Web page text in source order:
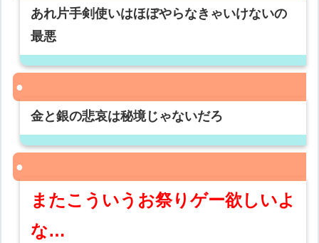
あれ片手剣使いはほぼやらなきゃいけないの
最悪
金と銀の悲哀は秘境じゃないだろ
またこういうお祭りゲー欲しいよ
な…